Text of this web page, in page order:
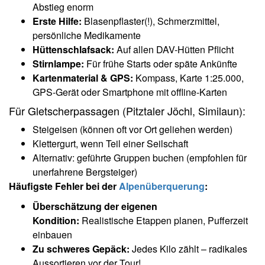
Abstieg enorm
Erste Hilfe: Blasenpflaster(!), Schmerzmittel,
persönliche Medikamente
Hüttenschlafsack: Auf allen DAV-Hütten Pflicht
Stirnlampe: Für frühe Starts oder späte Ankünfte
Kartenmaterial & GPS: Kompass, Karte 1:25.000,
GPS-Gerät oder Smartphone mit offline-Karten
Für Gletscherpassagen (Pitztaler Jöchl, Similaun):
Steigeisen (können oft vor Ort geliehen werden)
Klettergurt, wenn Teil einer Seilschaft
Alternativ: geführte Gruppen buchen (empfohlen für
unerfahrene Bergsteiger)
Häufigste Fehler bei derAlpenüberquerung:
Überschätzung der eigenen
Kondition: Realistische Etappen planen, Pufferzeit
einbauen
Zu schweres Gepäck: Jedes Kilo zählt – radikales